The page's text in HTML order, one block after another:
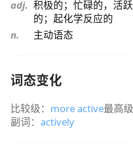
adj. 积极的；忙碌的，活
的；起化学反应的
n.
主动语态
词态变化
比较级： more active最高级
副词： actively